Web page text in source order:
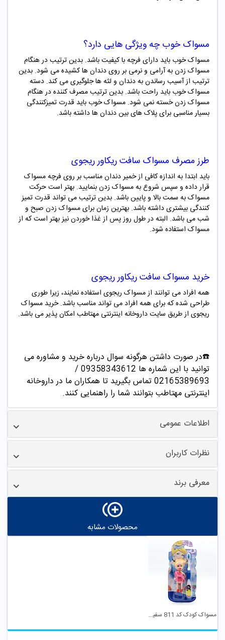
مسواک خوب چه ویژگی هایی دارد؟
مسواک خوب باید دارای فرچه با کیفیت باشد. بدین ترتیب در هنگام
مسواک زدن به آرامی و نرمی بر روی دندان ها کشیده می شود. بدین
ترتیب از آسیب رساندن به دندان و لثه ها جلوگیری می کند. دسته
مسواک خوب باید راحت باشد. بدین ترتیب مصرف کننده در هنگام
مسواک زدن خسته نمی شود. مسواک خوب باید قدرت تمیزکنندگی
بسیار مناسبی برای پلاک های بین دندان ها داشته باشد.
طرز مصرف مسواک سافتریکاور ریجوی
باید ابتدا به اندازه کافی از خمیر دندان مناسب بر روی فرچه مسواک
قرار داده و سپس شروع به مسواک زدن بنمایید. بهتر است حرکت
مسواک به سمت بالا و پایین باشد. بدین ترتیب می تواند قدرت تمیز
کنندگی بیشتری داشته باشد. بهترین زمان برای مسواک زدن صبح و
شب می باشد. البته در طول روز پس از غذا خوردن نیز بهتر است که از
مسواک استفاده شود.
خرید مسواک سافتریکاور ریجوی
همه افراد می توانند ازمسواک ریجوی استفاده نمایند، زیرا طوری
طراحی شده که برای همه افراد می تواند مناسب باشد. خرید مسواک
ریجوی از طریق سایت داروخانه اینترنتی مهتاطب امکان پذیر می باشد.
☎️در صورت داشتن هرگونه سوال درباره خرید و مشاوره می
توانید با این شماره ها 09358343612 /
02165389693تماس بگیرید تا همکاران ما در داروخانه
اینترنتی مهتاطب بتوانند شما را راهنمایی کنند.
اطلاعات عمومی
نظرات کاربران
معرفی برند
محصولات مشابه
مسواک کودک کد 811 سفید آبی با عروسک لمسر